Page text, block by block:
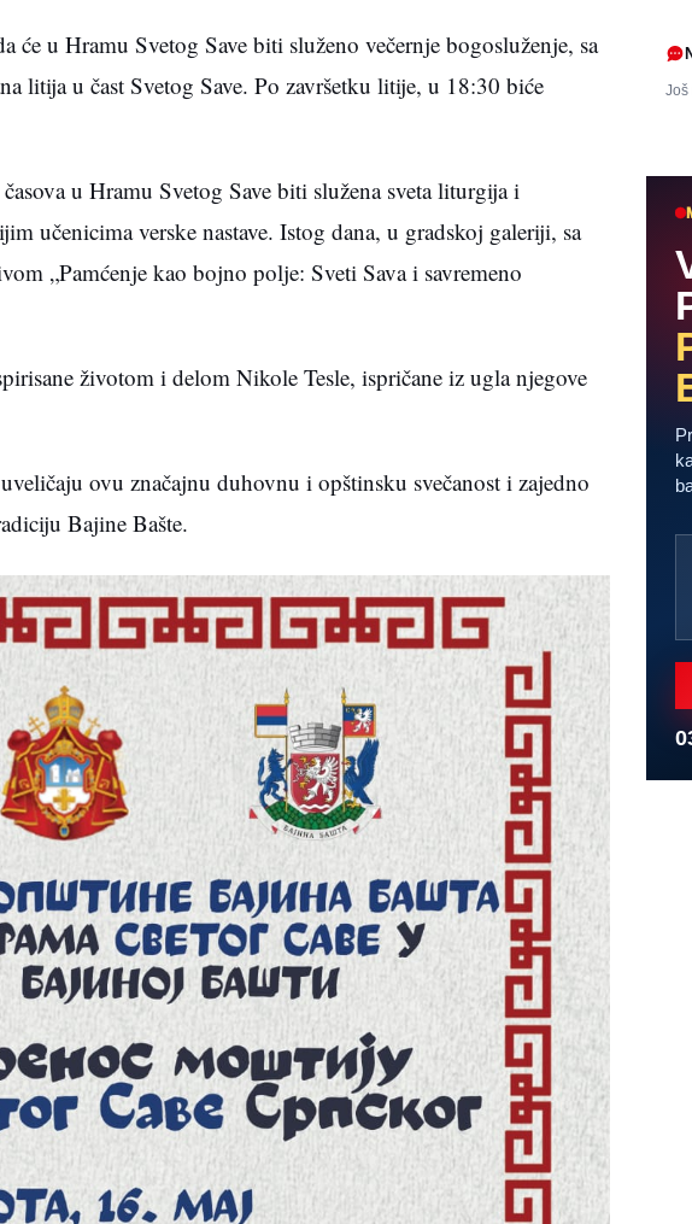
u Hramu Svetog Save biti služeno večernje bogosluženje, sa
litija u čast Svetog Save. Po završetku litije, u 18:30 biće
u Hramu Svetog Save biti služena sveta liturgija i
učenicima verske nastave. Istog dana, u gradskoj galeriji, sa
„Pamćenje kao bojno polje: Sveti Sava i savremeno
životom i delom Nikole Tesle, ispričane iz ugla njegove
ovu značajnu duhovnu i opštinsku svečanost i zajedno
Bajine Bašte.
Još